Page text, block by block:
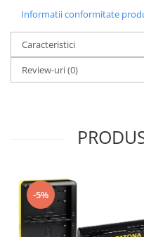
Informatii conformitate
Caracteristici
Review-uri(0)
-5%